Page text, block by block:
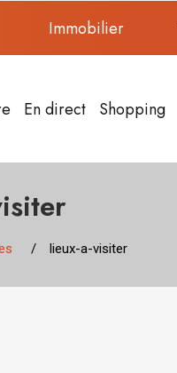
Immobilier
En direct Shopping
lieux-a-visiter